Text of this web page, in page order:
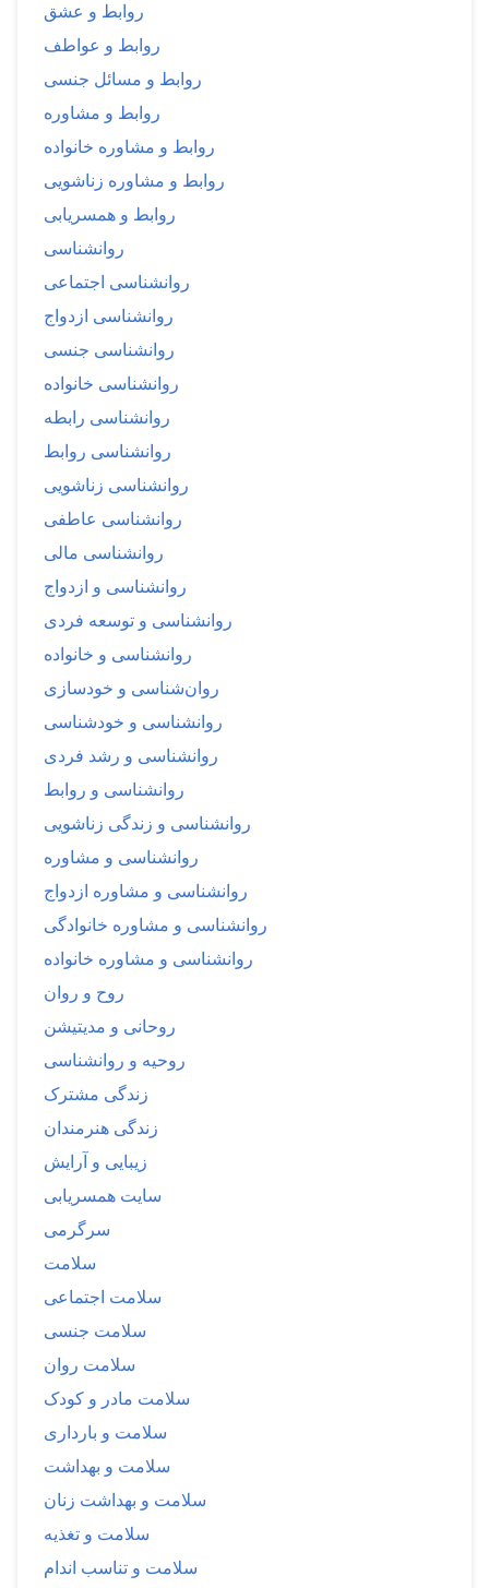
روابط و عشق
روابط و عواطف
روابط و مسائل جنسی
روابط و مشاوره
روابط و مشاوره خانواده
روابط و مشاوره زناشویی
روابط و همسریابی
روانشناسی
روانشناسی اجتماعی
روانشناسی ازدواج
روانشناسی جنسی
روانشناسی خانواده
روانشناسی رابطه
روانشناسی روابط
روانشناسی زناشویی
روانشناسی عاطفی
روانشناسی مالی
روانشناسی و ازدواج
روانشناسی و توسعه فردی
روانشناسی و خانواده
روان‌شناسی و خودسازی
روانشناسی و خودشناسی
روانشناسی و رشد فردی
روانشناسی و روابط
روانشناسی و زندگی زناشویی
روانشناسی و مشاوره
روانشناسی و مشاوره ازدواج
روانشناسی و مشاوره خانوادگی
روانشناسی و مشاوره خانواده
روح و روان
روحانی و مدیتیشن
روحیه و روانشناسی
زندگی مشترک
زندگی هنرمندان
زیبایی و آرایش
سایت همسریابی
سرگرمی
سلامت
سلامت اجتماعی
سلامت جنسی
سلامت روان
سلامت مادر و کودک
سلامت و بارداری
سلامت و بهداشت
سلامت و بهداشت زنان
سلامت و تغذیه
سلامت و تناسب اندام